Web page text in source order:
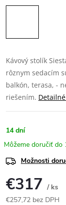
Kávový stolík
rôznym sedacím
balkón, terasa, -
riešením.
14 dní
Možnosti
€317 / ks
€257,72 bez DPH